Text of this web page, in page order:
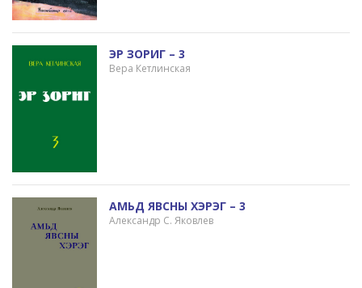
ЭР ЗОРИГ – 3
Вера Кетлинская
АМЬД ЯВСНЫ ХЭРЭГ – 3
Александр С. Яковлев